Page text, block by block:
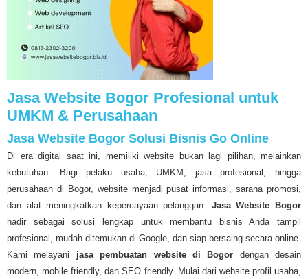
Jasa Website Bogor Profesional untuk
UMKM & Perusahaan
Jasa Website Bogor Solusi Bisnis Go Online
Di era digital saat ini, memiliki website bukan lagi pilihan, melainkan
kebutuhan. Bagi pelaku usaha, UMKM, jasa profesional, hingga
perusahaan di Bogor, website menjadi pusat informasi, sarana promosi,
dan alat meningkatkan kepercayaan pelanggan. Jasa Website Bogor
hadir sebagai solusi lengkap untuk membantu bisnis Anda tampil
profesional, mudah ditemukan di Google, dan siap bersaing secara online.
Kami melayani jasa pembuatan website di Bogor dengan desain
modern, mobile friendly, dan SEO friendly. Mulai dari website profil usaha,